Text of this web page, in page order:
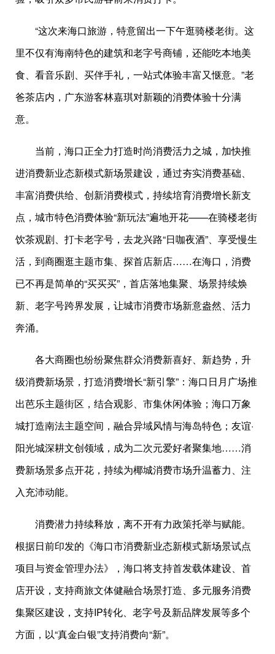
“这次来海口旅游，特意留出一下午逛骑楼老街。这
里不仅有海南特色的建筑和老字号商铺，还能吃本地美
食、看音乐剧、买伴手礼，一站式体验丰富又惬意。”老
爸茶店内，广东游客林嘉琪对新颖的消费体验十分满
意。
当前，海口正全力打造时尚消费活力之城，加快推
进消费新业态新模式新场景建设，通过夯实消费基础、
丰富消费供给、创新消费模式，持续培育消费增长新支
点，城市特色消费体验“新玩法”遍地开花——在骑楼老街
饮茶观剧、打卡老字号，去龙兴路“日咖夜酒”、享受慢生
活，到商圈逛主题市集、探首店新店……在海口，消费
已不再是简单的“买买买”，首店落地集聚、场景持续焕
新、老字号跨界发展，让城市消费市场新意盎然、活力
奔涌。
各大商圈也纷纷聚焦群众消费新喜好、新趋势，升
级消费新场景，打造消费增长“新引擎”：海口日月广场推
出芭乐主题街区，结合观影、市集休闲体验；海口万象
城打造南法主题空间，融合异域风情与海岛特色；友谊·
阳光城深耕文创领域，成为二次元爱好者聚集地……消
费新场景多点开花，持续为椰城消费市场升温蓄力、注
入充沛动能。
消费潜力持续释放，离不开有力政策托举与赋能。
根据日前印发的《海口市消费新业态新模式新场景试点
项目与资金管理办法》，海口将支持首发载体建设、首
店开设，支持商旅文体健融合场景打造、多元服务消费
集聚区建设，支持IP转化、老字号及新品牌发展等多个
方面，以“真金白银”支持消费向“新”。